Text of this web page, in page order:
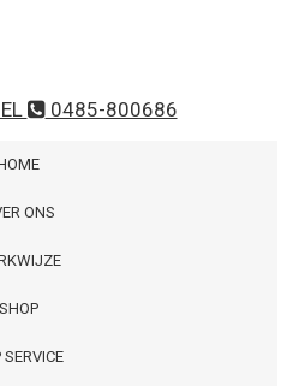
0485-800686
ONS
SHOP
SERVICE